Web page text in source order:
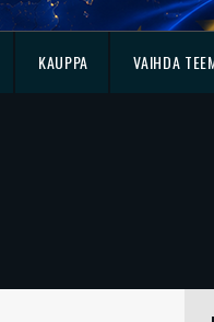
KAUPPA VAIHDA